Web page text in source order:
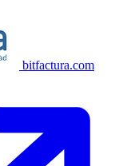
bitfactura.com